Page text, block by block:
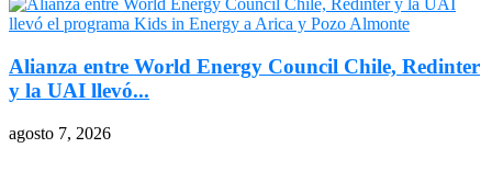
Alianza entre World Energy Council Chile, Redinter
y la UAI llevó...
agosto 7, 2026